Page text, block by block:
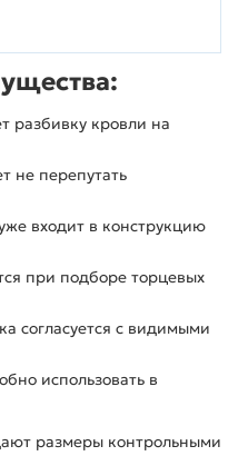
разбивку кровли на
не перепутать
входит в конструкцию
при подборе торцевых
согласуется с видимыми
использовать в
размеры контрольными